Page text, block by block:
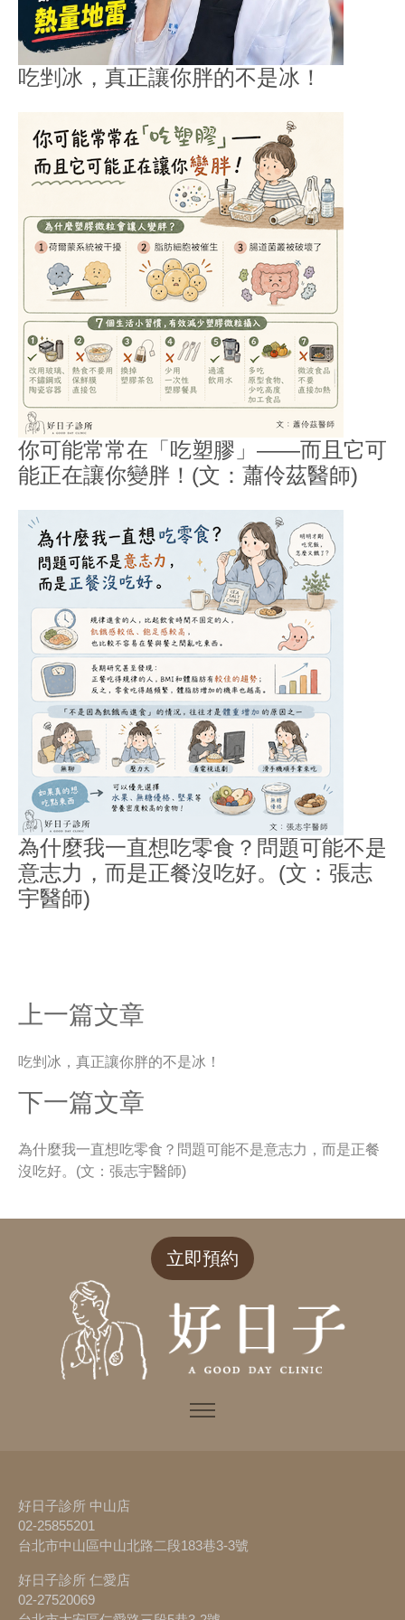
吃剉冰，真正讓你胖的不是冰！
你可能常常在「吃塑膠」——而且它可
能正在讓你變胖！(文：蕭伶茲醫師)
為什麼我一直想吃零食？問題可能不是
意志力，而是正餐沒吃好。(文：張志
宇醫師)
上一篇文章
吃剉冰，真正讓你胖的不是冰！
下一篇文章
為什麼我一直想吃零食？問題可能不是意志力，而是正餐
沒吃好。(文：張志宇醫師)
立即預約
好日子診所 中山店
02-25855201
台北市中山區中山北路二段183巷3-3號
好日子診所 仁愛店
02-27520069